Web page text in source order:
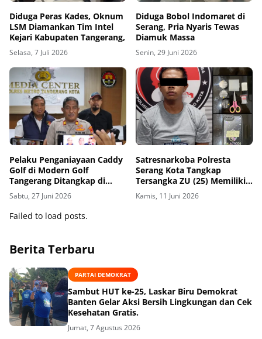
Diduga Peras Kades, Oknum
LSM Diamankan Tim Intel
Kejari Kabupaten Tangerang,
Selasa, 7 Juli 2026
Diduga Bobol Indomaret di
Serang, Pria Nyaris Tewas
Diamuk Massa
Senin, 29 Juni 2026
Pelaku Penganiayaan Caddy
Golf di Modern Golf
Tangerang Ditangkap di
Lampung
Sabtu, 27 Juni 2026
Satresnarkoba Polresta
Serang Kota Tangkap
Tersangka ZU (25) Memiliki
1,86 Gram Sabu di Lopang
Kota Serang
Kamis, 11 Juni 2026
Failed to load posts.
Berita Terbaru
PARTAI DEMOKRAT
Sambut HUT ke-25, Laskar Biru Demokrat
Banten Gelar Aksi Bersih Lingkungan dan Cek
Kesehatan Gratis.
Jumat, 7 Agustus 2026